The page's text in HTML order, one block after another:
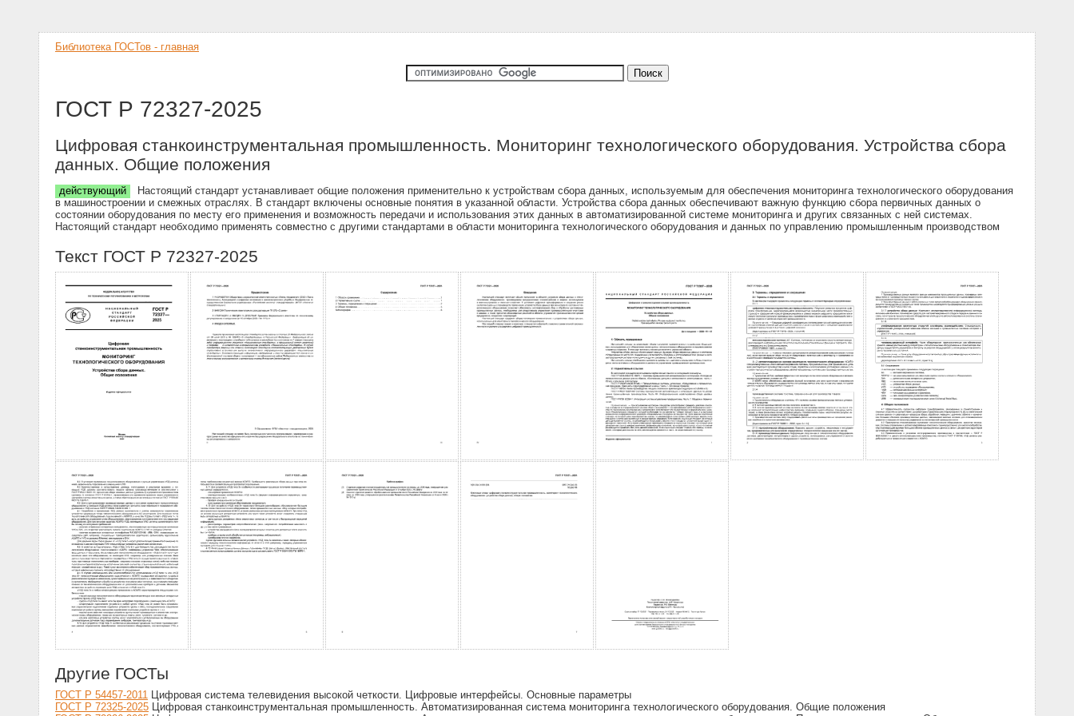
Библиотека ГОСТов - главная
ГОСТ Р 72327-2025
Цифровая станкоинструментальная промышленность. Мониторинг технологического оборудования. Устройства сбора
данных. Общие положения
действующий
Настоящий стандарт устанавливает общие положения применительно к устройствам сбора данных, используемым для обеспечения мониторинга технологического оборудования
в машиностроении и смежных отраслях. В стандарт включены основные понятия в указанной области. Устройства сбора данных обеспечивают важную функцию сбора первичных данных о
состоянии оборудования по месту его применения и возможность передачи и использования этих данных в автоматизированной системе мониторинга и других связанных с ней системах.
Настоящий стандарт необходимо применять совместно с другими стандартами в области мониторинга технологического оборудования и данных по управлению промышленным производством
Текст ГОСТ Р 72327-2025
Другие ГОСТы
ГОСТ Р 54457-2011 Цифровая система телевидения высокой четкости. Цифровые интерфейсы. Основные параметры
ГОСТ Р 72325-2025 Цифровая станкоинструментальная промышленность. Автоматизированная система мониторинга технологического оборудования. Общие положения